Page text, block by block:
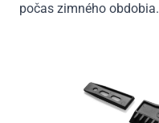
počas zimného obdobia.